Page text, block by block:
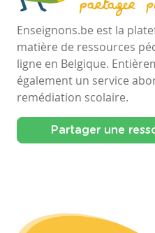
Enseignons.be est la
matière de ressources
ligne en Belgique.
également un service
remédiation scolaire.
Partager une